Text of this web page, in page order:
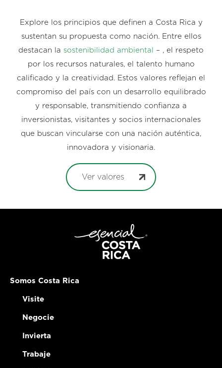
Explore los principios que definen a Costa Rica y
sustentan su propuesta como nación. Entre ellos
destacan la sostenibilidad ambiental
– , el respeto
por los recursos naturales, el talento humano
calificado y la creatividad. Estos valores reflejan el
compromiso del país con un desarrollo equilibrado
y responsable, transmitiendo confianza a
inversionistas, visitantes y socios internacionales
que buscan vincularse con una nación auténtica,
innovadora y visionaria.
Ver valores
Somos Costa Rica
Visite
Negocie
Invierta
Trabaje